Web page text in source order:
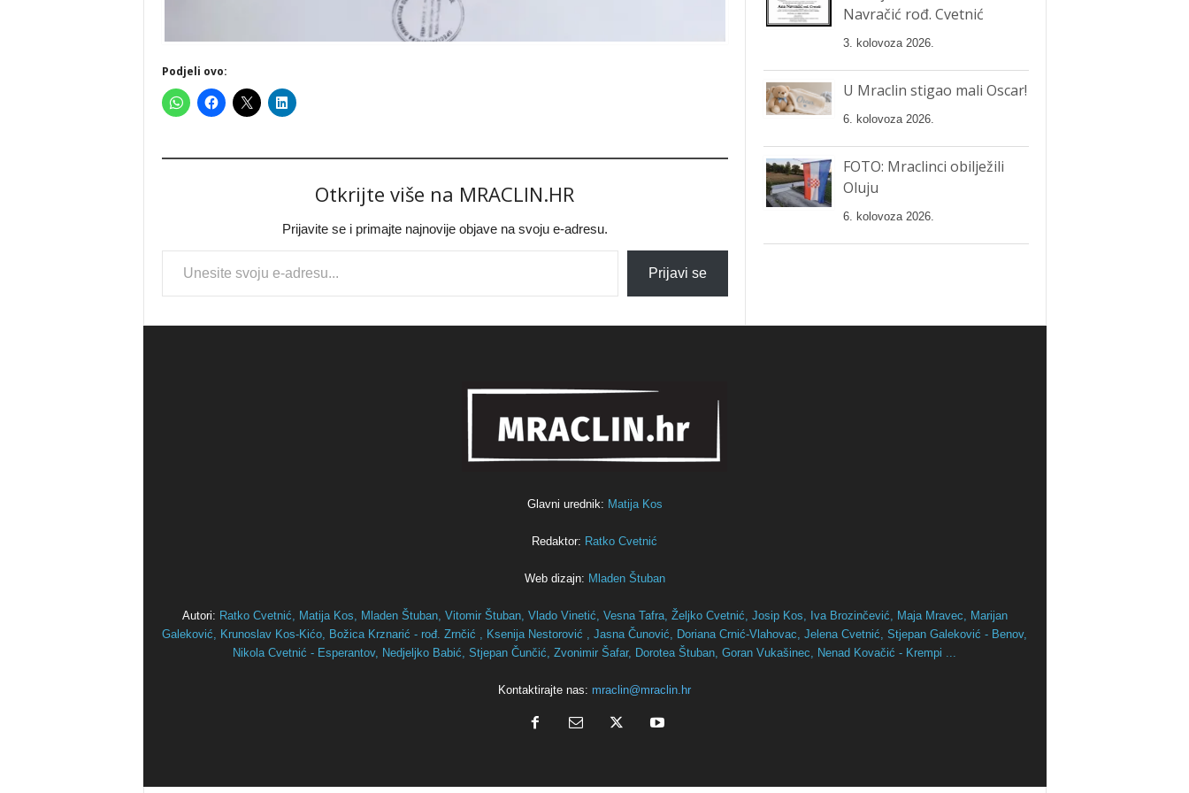
Podjeli ovo:
Otkrijte više na MRACLIN.HR
Prijavite se i primajte najnovije objave na svoju e-adresu.
Type your email…
Prijavi se
Navračić rođ. Cvetnić
3. kolovoza 2026.
U Mraclin stigao mali Oscar!
6. kolovoza 2026.
FOTO: Mraclinci obilježili
Oluju
6. kolovoza 2026.
Glavni urednik: Matija Kos
Redaktor: Ratko Cvetnić
Web dizajn: Mladen Štuban
Autori: Ratko Cvetnić, Matija Kos, Mladen Štuban, Vitomir Štuban, Vlado Vinetić, Vesna Tafra, Željko Cvetnić, Josip Kos, Iva Brozinčević, Maja Mravec, Marijan
Galeković,
Krunoslav Kos-Kićo, Božica Krznarić - rođ. Zrnčić , Ksenija Nestorović , Jasna Čunović, Doriana Crnić-Vlahovac, Jelena Cvetnić, Stjepan Galeković - Benov,
Nikola Cvetnić - Esperantov, Nedjeljko Babić, Stjepan Čunčić, Zvonimir Šafar, Dorotea Štuban, Goran Vukašinec, Nenad Kovačić - Krempi ...
Kontaktirajte nas: mraclin@mraclin.hr